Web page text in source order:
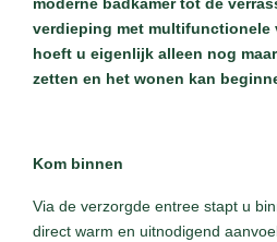
moderne badkamer tot de
verdieping met multifunctionele
hoeft u eigenlijk alleen nog
zetten en het wonen kan
Kom binnen
Via de verzorgde entree stapt u
direct warm en uitnodigend